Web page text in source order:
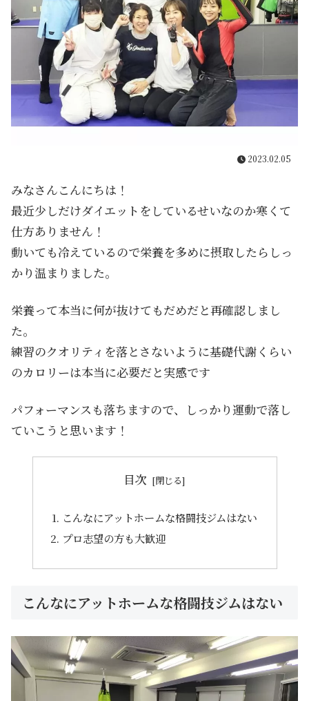
2023.02.05
みなさんこんにちは！
最近少しだけダイエットをしているせいなのか寒くて
仕方ありません！
動いても冷えているので栄養を多めに摂取したらしっ
かり温まりました。
栄養って本当に何が抜けてもだめだと再確認しまし
た。
練習のクオリティを落とさないように基礎代謝くらい
のカロリーは本当に必要だと実感です
パフォーマンスも落ちますので、しっかり運動で落し
ていこうと思います！
目次
こんなにアットホームな格闘技ジムはない
プロ志望の方も大歓迎
こんなにアットホームな格闘技ジムはない